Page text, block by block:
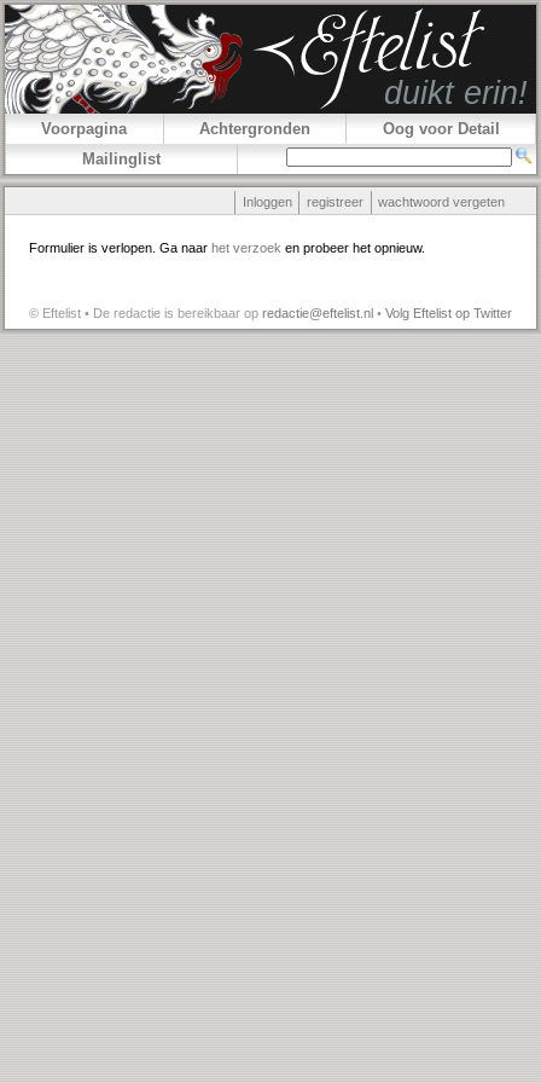
Voorpagina Achtergronden
Oog voor Detail
Mailinglist
Inloggen registreer wachtwoord vergeten
Formulier is verlopen. Ga naar het verzoek en probeer het opnieuw.
© Eftelist • De redactie is bereikbaar op redactie@eftelist.nl • Volg Eftelist op Twitter